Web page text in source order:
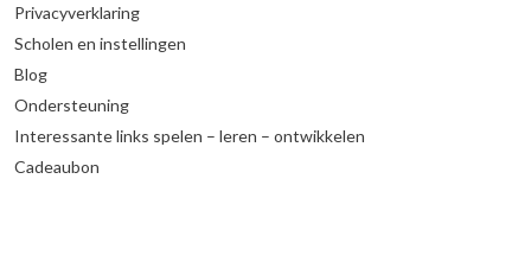
Privacyverklaring
Scholen en instellingen
Blog
Ondersteuning
Interessante links spelen – leren – ontwikkelen
Cadeaubon